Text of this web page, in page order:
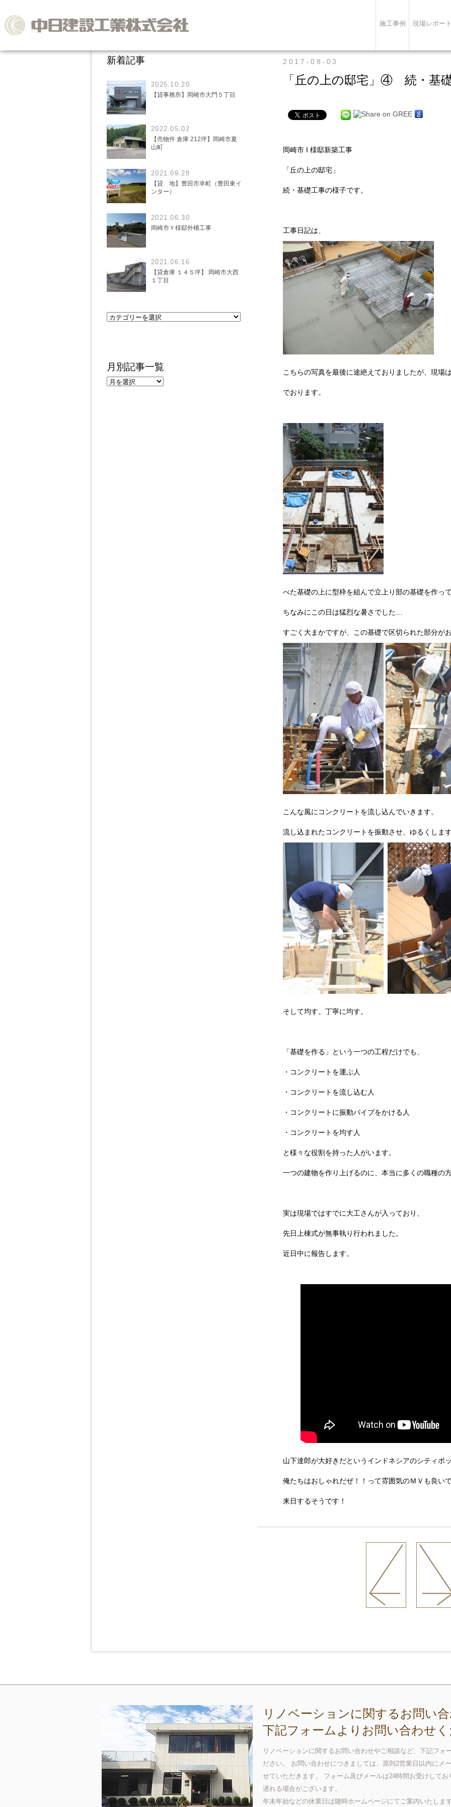
2017-08-03
「丘の上の邸宅」④ 続・基
岡崎市 I 様邸新築工事
「丘の上の邸宅」
続・基礎工事の様子です。
工事日記は、
こちらの写真を最後に途絶えておりましたが、現場
でおります。
べた基礎の上に型枠を組んで立上り部の基礎を作っ
ちなみにこの日は猛烈な暑さでした…
すごく大まかですが、この基礎で区切られた部分が
こんな風にコンクリートを流し込んでいきます。
流し込まれたコンクリートを振動させ、ゆるくしま
そして均す。丁寧に均す。
「基礎を作る」という一つの工程だけでも、
・コンクリートを運ぶ人
・コンクリートを流し込む人
・コンクリートに振動バイブをかける人
・コンクリートを均す人
と様々な役割を持った人がいます。
一つの建物を作り上げるのに、本当に多くの職種の
実は現場ではすでに大工さんが入っており、
先日上棟式が無事執り行われました。
近日中に報告します。
山下達郎が大好きだというインドネシアのシティポ
俺たちはおしゃれだぜ！！って雰囲気のＭＶも良い
来日するそうです！
新着記事
2025.10.20
【貸事務所】岡崎市大門５丁目
2022.05.02
【売物件 倉庫 212坪】岡崎市夏
山町
2021.09.28
【貸 地】豊田市幸町（豊田東イ
ンター）
2021.06.30
岡崎市Ｙ様邸外構工事
2021.06.16
【貸倉庫 １４５坪】 岡崎市大西
１丁目
月別記事一覧
リノベーションに関するお問い
下記フォームよりお問い合わせ
リノベーションに関するお問い合わせやご相談など、下記フォ
ださい。 お問い合わせにつきましては、原則2営業日以内にメ
せていただきます。 フォーム及びメールは24時間お受けして
遅れる場合がございます。
年末年始などの休業日は随時ホームページにてご案内いたしま
施工事例 現場レポー